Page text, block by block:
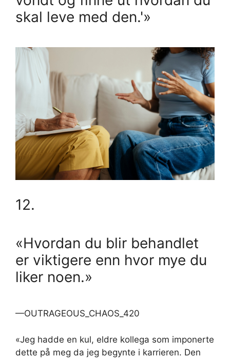
skal leve med den.'»
12.
«Hvordan du blir behandlet
er viktigere enn hvor mye du
liker noen.»
—OUTRAGEOUS_CHAOS_420
«Jeg hadde en kul, eldre kollega som imponerte
dette på meg da jeg begynte i karrieren. Den